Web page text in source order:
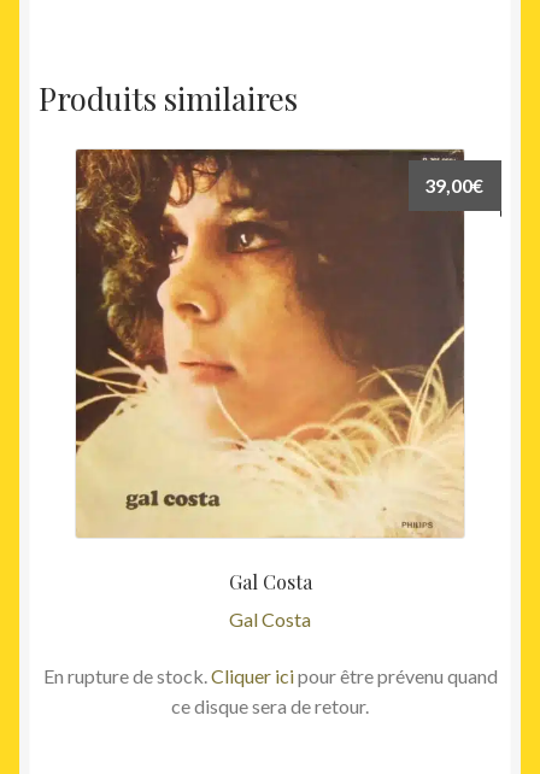
Produits similaires
Gal Costa
Gal Costa
39,00€
En rupture de stock.Cliquer icipour être prévenu quand
ce disque sera de retour.